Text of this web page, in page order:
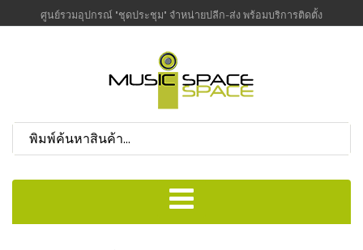
ศูนย์รวมอุปกรณ์ "ชุดประชุม" จำหน่ายปลีก-ส่ง พร้อมบริการติดตั้ง